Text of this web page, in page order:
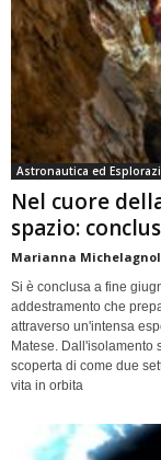
Astronautica ed
Nel cuore
spazio:
Marianna
Si è conclusa a fine
addestramento che
attraverso un'intensa
Matese. Dall'isolamento
scoperta di come due
vita in orbita